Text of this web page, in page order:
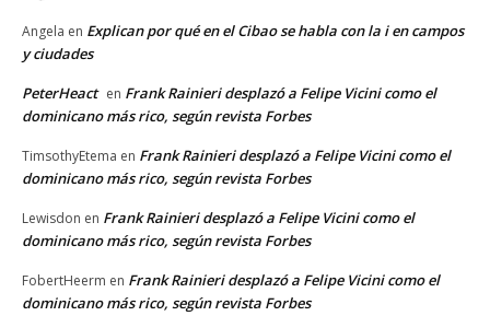
Angela en Explican por qué en el Cibao se habla con la i en campos
y ciudades
PeterHeact en Frank Rainieri desplazó a Felipe Vicini como el
dominicano más rico, según revista Forbes
TimsothyEtema en Frank Rainieri desplazó a Felipe Vicini como el
dominicano más rico, según revista Forbes
Lewisdon en Frank Rainieri desplazó a Felipe Vicini como el
dominicano más rico, según revista Forbes
FobertHeerm en Frank Rainieri desplazó a Felipe Vicini como el
dominicano más rico, según revista Forbes